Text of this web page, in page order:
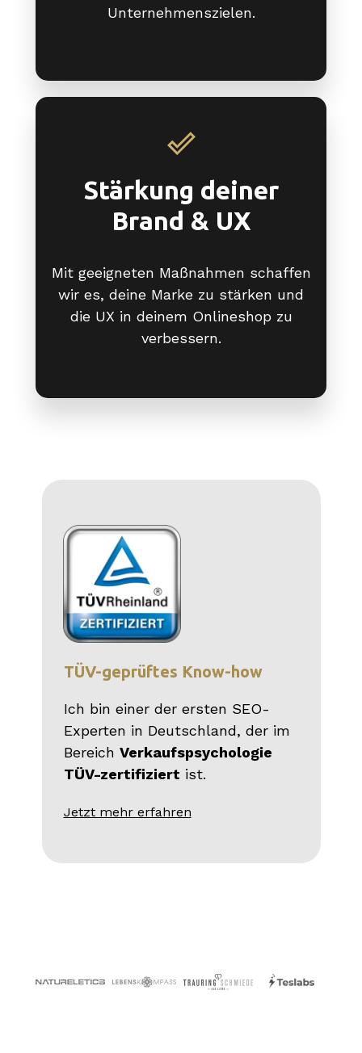
Unternehmenszielen.
Stärkung deiner
Brand & UX
Mit geeigneten Maßnahmen schaffen
wir es, deine Marke zu stärken und
die UX in deinem Onlineshop zu
verbessern.
TÜV-geprüftes Know-how
Ich bin einer der ersten SEO-
Experten in Deutschland, der im
Bereich Verkaufspsychologie
TÜV-zertifiziert ist.
Jetzt mehr erfahren